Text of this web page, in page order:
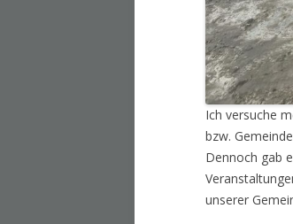
Ich versuche
bzw.
Dennoch gab
unserer